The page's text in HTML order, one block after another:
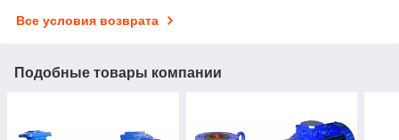
Все условия возврата
Подобные товары компании